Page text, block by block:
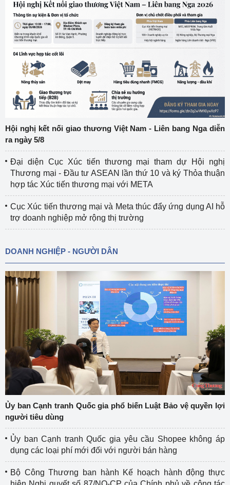
Hội nghị kết nối giao thương Việt Nam - Liên bang Nga diễn
ra ngày 5/8
Đại diện Cục Xúc tiến thương mại tham dự Hội nghị
Thương mại - Đầu tư ASEAN lần thứ 10 và ký Thỏa thuận
hợp tác Xúc tiến thương mại với META
Cục Xúc tiến thương mại và Meta thúc đẩy ứng dụng AI hỗ
trợ doanh nghiệp mở rộng thị trường
DOANH NGHIỆP - NGƯỜI DÂN
Ủy ban Cạnh tranh Quốc gia phổ biến Luật Bảo vệ quyền lợi
người tiêu dùng
Ủy ban Cạnh tranh Quốc gia yêu cầu Shopee không áp
dụng các loại phí mới đối với người bán hàng
Bộ Công Thương ban hành Kế hoạch hành động thực